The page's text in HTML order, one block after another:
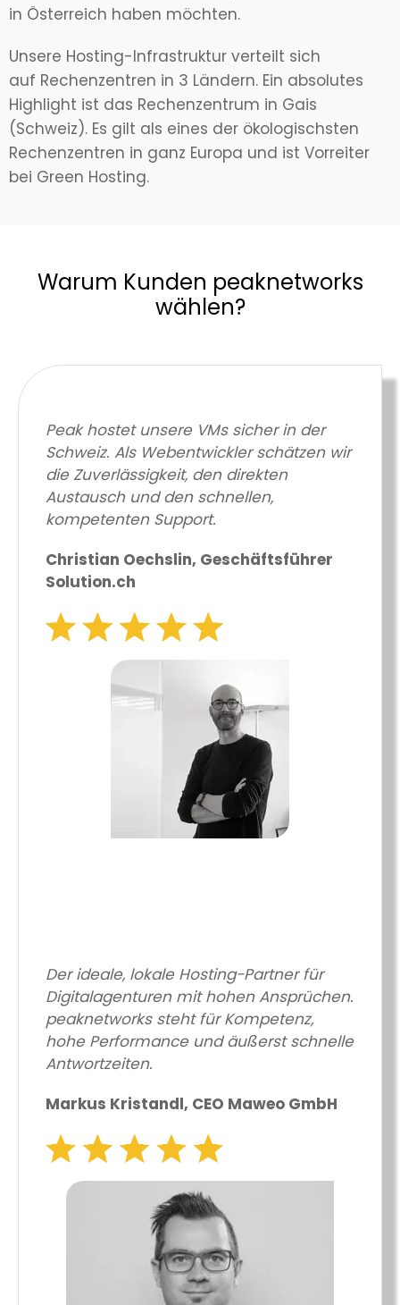
in Österreich haben möchten.
Unsere Hosting-Infrastruktur verteilt sich
auf Rechenzentren in 3 Ländern. Ein absolutes
Highlight ist das Rechenzentrum in Gais
(Schweiz). Es gilt als eines der ökologischsten
Rechenzentren in ganz Europa und ist Vorreiter
bei Green Hosting.
Warum Kunden peaknetworks
wählen?
Peak hostet unsere VMs sicher in der
Schweiz. Als Webentwickler schätzen wir
die Zuverlässigkeit, den direkten
Austausch und den schnellen,
kompetenten Support.
Christian Oechslin, Geschäftsführer
Solution.ch
Der ideale, lokale Hosting-Partner für
Digitalagenturen mit hohen Ansprüchen.
peaknetworks steht für Kompetenz,
hohe Performance und äußerst schnelle
Antwortzeiten.
Markus Kristandl, CEO Maweo GmbH